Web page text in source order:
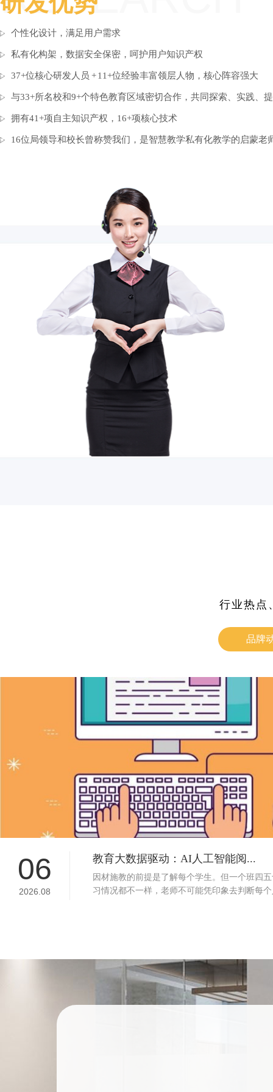
个性化设计，满足用户需求
私有化构架，数据安全保密，呵护用户知识产权
37+位核心研发人员 + 11+位经验丰富领层人物，核心阵容强大
与33+所名校和9+个特色教育区域密切合作，共同探索、实践、
拥有41+项自主知识产权，16+项核心技术
16位局领导和校长曾称赞我们，是智慧教学私有化教学的启蒙老
行业热点
品牌
06
2026.08
教育大数据驱动：AI人工智能阅...
因材施教的前提是了解每个学生。但一个班四
习情况都不一样，老师不可能凭印象去判断每